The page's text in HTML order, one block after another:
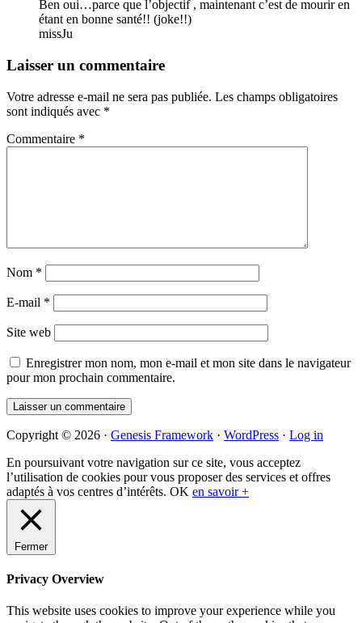
Ben oui…parce que l’objectif , maintenant c’est de mourir en
étant en bonne santé!! (joke!!)
missJu
Laisser un commentaire
Votre adresse e-mail ne sera pas publiée. Les champs obligatoires
sont indiqués avec *
Commentaire *
Nom *
E-mail *
Site web
Enregistrer mon nom, mon e-mail et mon site dans le navigateur
pour mon prochain commentaire.
Primary
Sidebar
Copyright © 2026 · Genesis Framework · WordPress · Log in
En poursuivant votre navigation sur ce site, vous acceptez
l’utilisation de cookies pour vous proposer des services et offres
adaptés à vos centres d’intérêts. OK en savoir +
Fermer
Privacy Overview
This website uses cookies to improve your experience while you